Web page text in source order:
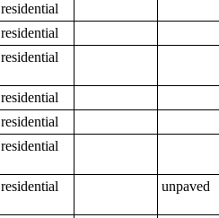
residential
residential
residential
residential
residential
residential
residential unpaved